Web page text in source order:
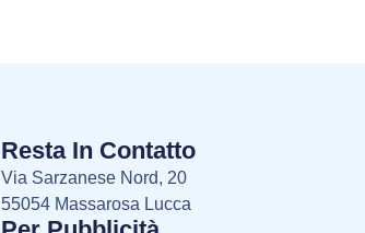
Resta In Contatto
Via Sarzanese Nord, 20
55054 Massarosa Lucca